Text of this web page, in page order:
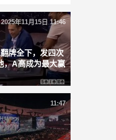
牌全下，发四次
，A高成为最大赢
2025年11月15日 11:46
11:47